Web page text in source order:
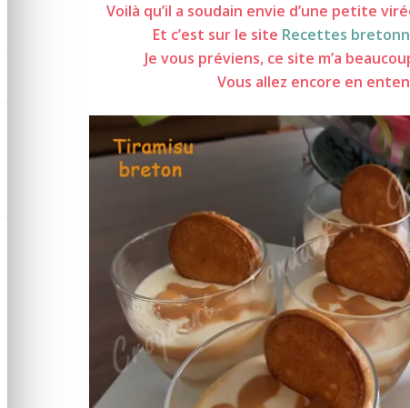
Voilà qu’il a soudain envie d’une petite
Et c’est sur le site Recettes
Je vous préviens, ce site m’a
Vous allez encore en